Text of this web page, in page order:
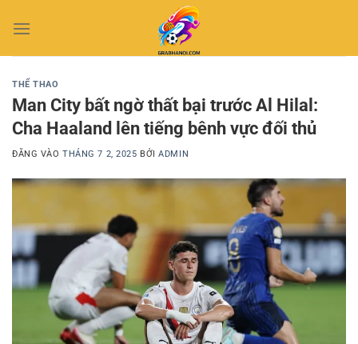
qua
THỂ THAO
Man City bất ngờ thất bại trước Al Hilal:
Cha Haaland lên tiếng bênh vực đối thủ
ĐĂNG VÀOTHÁNG 7 2, 2025 BỞIADMIN